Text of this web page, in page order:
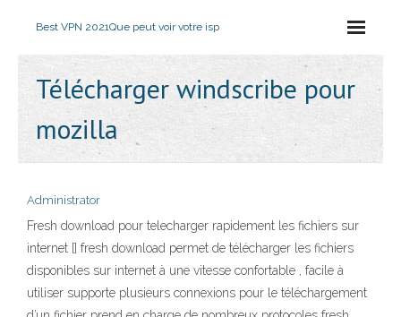
Best VPN 2021Que peut voir votre isp
Télécharger windscribe pour
mozilla
Administrator
Fresh download pour telecharger rapidement les fichiers sur
internet [] fresh download permet de télécharger les fichiers
disponibles sur internet à une vitesse confortable , facile à
utiliser supporte plusieurs connexions pour le téléchargement